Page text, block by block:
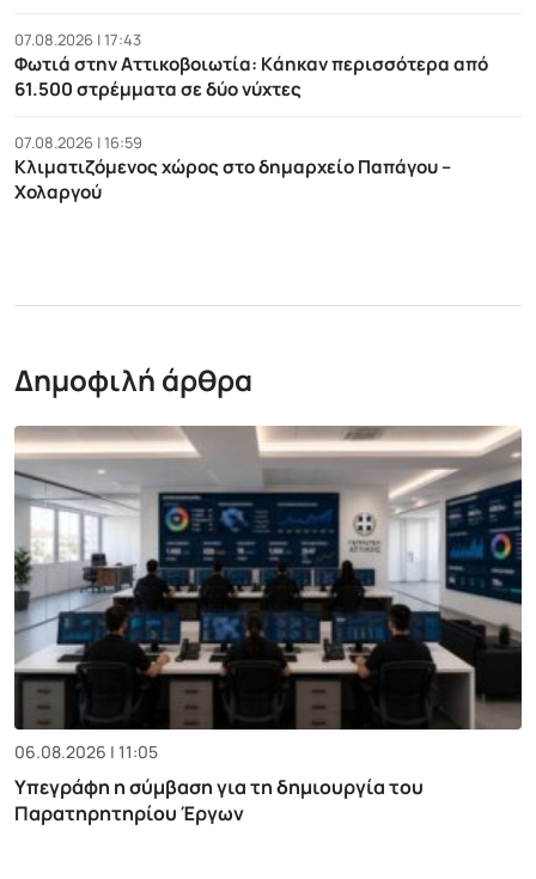
07.08.2026 | 17:43
Φωτιά στην Αττικοβοιωτία: Kάηκαν περισσότερα από
61.500 στρέμματα σε δύο νύχτες
07.08.2026 | 16:59
Κλιματιζόμενος χώρος στο δημαρχείο Παπάγου –
Χολαργού
Δημοφιλή άρθρα
06.08.2026 | 11:05
Υπεγράφη η σύμβαση για τη δημιουργία του
Παρατηρητηρίου Έργων